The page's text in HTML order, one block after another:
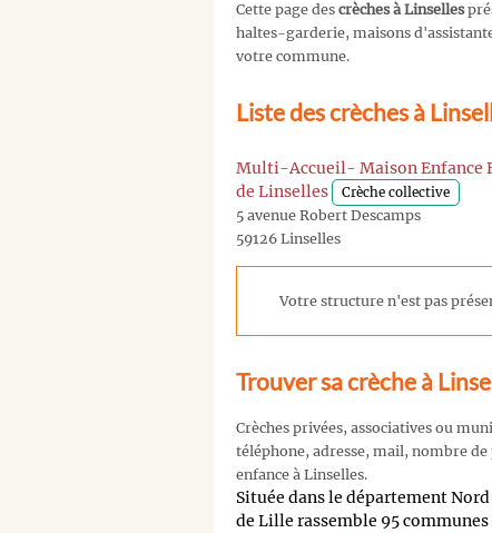
Cette page des crèches à Linselles
haltes-garderie, maisons
votre commune.
Liste des crèches à
Multi-Accueil- Maison Enfance
de Linselles
Crèche collective
5 avenue Robert Descamps
59126 Linselles
Votre structure n'est pas
Trouver sa crèche à
Crèches privées, associatives ou
téléphone, adresse, mail, nombre
enfance à Linselles.
Située dans le département
de Lille rassemble 95